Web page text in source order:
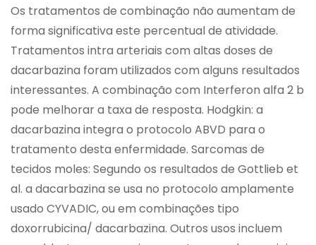
Os tratamentos de combinação não aumentam de
forma significativa este percentual de atividade.
Tratamentos intra arteriais com altas doses de
dacarbazina foram utilizados com alguns resultados
interessantes. A combinação com Interferon alfa 2 b
pode melhorar a taxa de resposta. Hodgkin: a
dacarbazina integra o protocolo ABVD para o
tratamento desta enfermidade. Sarcomas de
tecidos moles: Segundo os resultados de Gottlieb et
al. a dacarbazina se usa no protocolo amplamente
usado CYVADIC, ou em combinações tipo
doxorrubicina/ dacarbazina. Outros usos incluem